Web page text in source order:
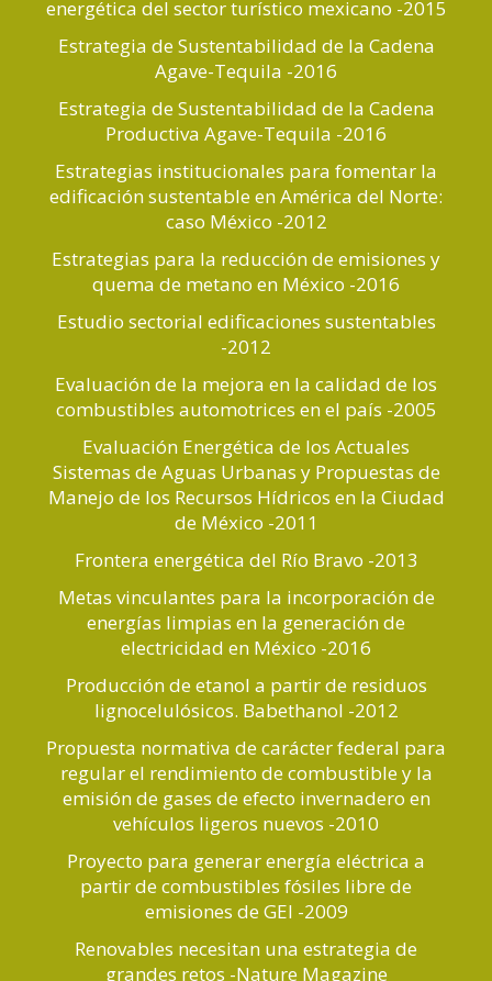
energética del sector turístico mexicano -2015
Estrategia de Sustentabilidad de la Cadena
Agave-Tequila -2016
Estrategia de Sustentabilidad de la Cadena
Productiva Agave-Tequila -2016
Estrategias institucionales para fomentar la
edificación sustentable en América del Norte:
caso México -2012
Estrategias para la reducción de emisiones y
quema de metano en México -2016
Estudio sectorial edificaciones sustentables
-2012
Evaluación de la mejora en la calidad de los
combustibles automotrices en el país -2005
Evaluación Energética de los Actuales
Sistemas de Aguas Urbanas y Propuestas de
Manejo de los Recursos Hídricos en la Ciudad
de México -2011
Frontera energética del Río Bravo -2013
Metas vinculantes para la incorporación de
energías limpias en la generación de
electricidad en México -2016
Producción de etanol a partir de residuos
lignocelulósicos. Babethanol -2012
Propuesta normativa de carácter federal para
regular el rendimiento de combustible y la
emisión de gases de efecto invernadero en
vehículos ligeros nuevos -2010
Proyecto para generar energía eléctrica a
partir de combustibles fósiles libre de
emisiones de GEI -2009
Renovables necesitan una estrategia de
grandes retos -Nature Magazine